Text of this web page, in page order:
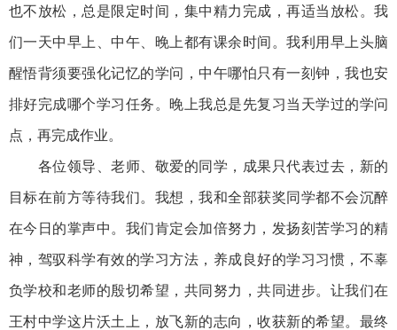
也不放松，总是限定时间，集中精力完成，再适当放松。我
们一天中早上、中午、晚上都有课余时间。我利用早上头脑
醒悟背须要强化记忆的学问，中午哪怕只有一刻钟，我也安
排好完成哪个学习任务。晚上我总是先复习当天学过的学问
点，再完成作业。
各位领导、老师、敬爱的同学，成果只代表过去，新的
目标在前方等待我们。我想，我和全部获奖同学都不会沉醉
在今日的掌声中。我们肯定会加倍努力，发扬刻苦学习的精
神，驾驭科学有效的学习方法，养成良好的学习习惯，不辜
负学校和老师的殷切希望，共同努力，共同进步。让我们在
王村中学这片沃土上，放飞新的志向，收获新的希望。最终